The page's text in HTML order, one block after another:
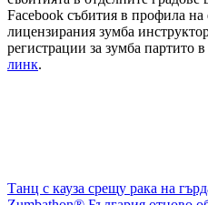
Facebook събития в профила на
лицензирания зумба
регистрации за зумба партито
линк.
Навигация
Танц с кауза срещу рака на